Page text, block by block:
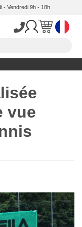
- Vendredi 9h - 18h
vue